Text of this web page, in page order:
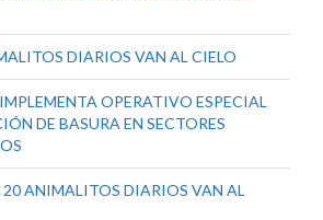
DIARIOS VAN AL CIELO
OPERATIVO ESPECIAL
DE BASURA EN SECTORES
20 ANIMALITOS DIARIOS VAN AL